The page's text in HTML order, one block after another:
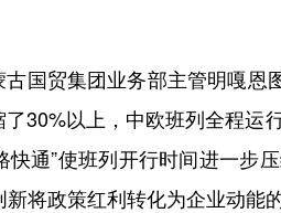
贸集团业务部主管明嘎恩
30%以上，中欧班列全程运
通”使班列开行时间进一步
将政策红利转化为企业动能